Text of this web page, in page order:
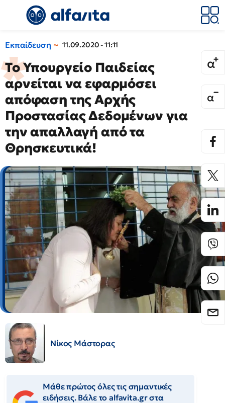
Εκπαίδευση 11.09.2020 - 11:11
Το Υπουργείο Παιδείας
αρνείται να εφαρμόσει
απόφαση της Αρχής
Προστασίας Δεδομένων για
την απαλλαγή από τα
Θρησκευτικά!
Νίκος Μάστορας
Μάθε πρώτος όλες τις σημαντικές
ειδήσεις. Βάλε το alfavita.gr στα